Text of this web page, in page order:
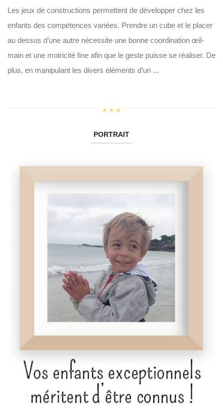
Les jeux de constructions permettent de développer chez les
enfants des compétences variées. Prendre un cube et le placer
au dessus d’une autre nécessite une bonne coordination œil-
main et une motricité fine afin que le geste puisse se réaliser. De
plus, en manipulant les divers éléments d’un ...
PORTRAIT